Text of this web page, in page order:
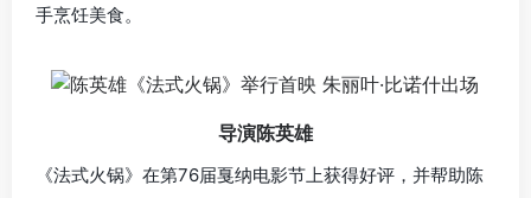
手烹饪美食。
导演陈英雄
《法式火锅》在第76届戛纳电影节上获得好评，并帮助陈